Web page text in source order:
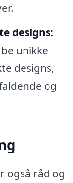
designs:
unikke
designs,
og
også råd og